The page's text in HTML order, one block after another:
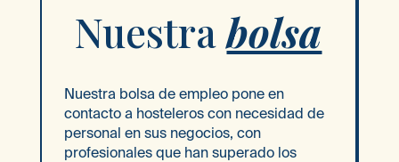
Nuestrabolsa
Nuestra bolsa de empleo pone en
contacto a hosteleros con necesidad de
personal en sus negocios, con
profesionales que han superado los